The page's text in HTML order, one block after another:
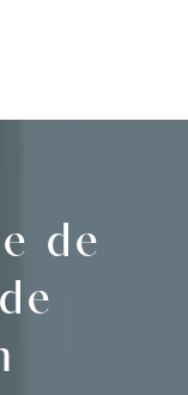
de